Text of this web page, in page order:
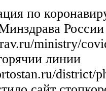
по
ministry/
линии
district/